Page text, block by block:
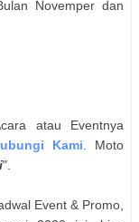
Novemper dan
atau Eventnya
Kami . Moto
".
Event & Promo,